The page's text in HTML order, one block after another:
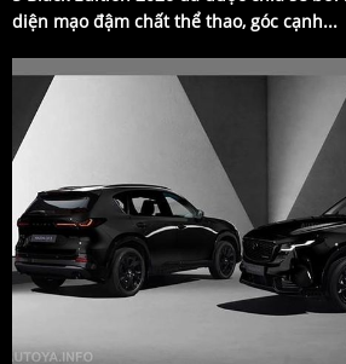
diện mạo đậm chất thể thao, góc cạnh...